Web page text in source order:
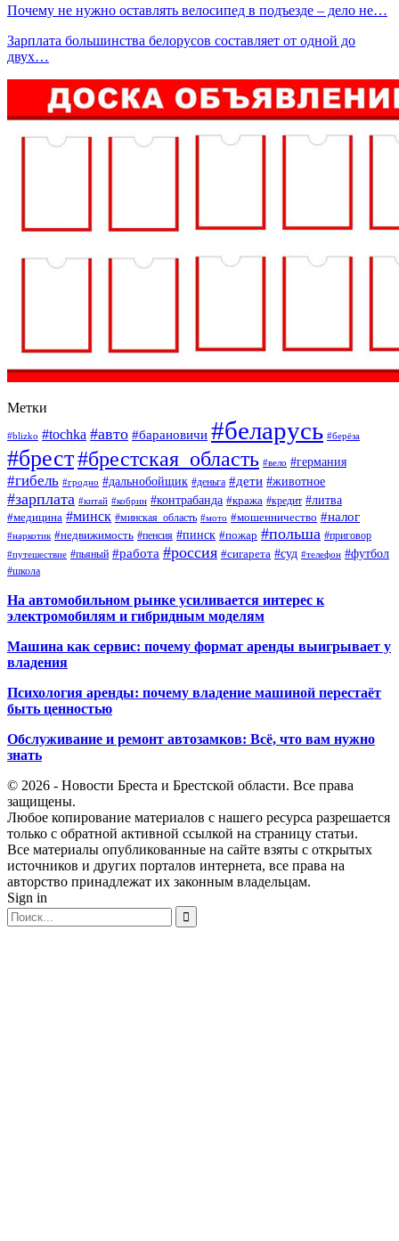
Почему не нужно оставлять велосипед в подъезде – дело не…
Зарплата большинства белорусов составляет от одной до
двух…
Метки
#blizko #tochka #авто #барановичи #беларусь #берёза
#брест#брестская_область #вело #германия
#гибель #гродно #дальнобойщик #деньга #дети #животное
#зарплата #китай #кобрин #контрабанда #кража #кредит #литва
#медицина #минск #минская_область #мото #мошенничество #налог
#наркотик #недвижимость #пенсия #пинск #пожар #польша #приговор
#путешествие #пьяный #работа #россия #сигарета #суд #телефон #футбол
#школа
На автомобильном рынке усиливается интерес к
электромобилям и гибридным моделям
Машина как сервис: почему формат аренды выигрывает у
владения
Психология аренды: почему владение машиной перестаёт
быть ценностью
Обслуживание и ремонт автозамков: Всё, что вам нужно
знать
© 2026 - Новости Бреста и Брестской области. Все права
защищены.
Любое копирование материалов с нашего ресурса разрешается
только с обратной активной ссылкой на страницу статьи.
Все материалы опубликованные на сайте взяты с открытых
источников и других порталов интернета, все права на
авторство принадлежат их законным владельцам.
Sign in